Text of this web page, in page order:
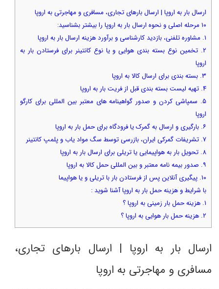
ارسال بار به اروپا | ارسال بارهای تجاری، مسافری و مهاجرتی به اروپا
۱۰ مرحله اصلی و نحوه ارسال بار به اروپا را بیشتر بشناسید:
۱. مشاوره تلفنی، بازدید کارشناسی و برآورد هزینه ارسال بار به اروپا
۲. تخمین نوع بسته بندی هوایی و یا نوع کانتینر برای فرستادن بار به
اروپا
۳. بسته بندی برای ارسال کالا به اروپا
۴. تهیه لیست بسته بندی قبل از فریت بار به اروپا
۵. سمپاشی کردن و صدور گواهینامه های معتبر بین المللی برای کارگو
اروپا
۶. بارگیری و ارسال به گمرک یا فرودگاه برای حمل بار به اروپا
۷. تشریفات گمرکی ایران، بازرسی توسط سگ مواد یاب و پلمپ کانتینر
۸. تحویل بار به هواپیمایی یا تریلی برای ارسال بار به اروپا
۹. صدور بیمه نامه معتبر و بین المللی حمل کالا به اروپا
۱۰. پیگیری آنلاین پس از فرستادن بار با تریلی و یا هواپیما
با شرایط و هزینه حمل بار به اروپا آشنا شوید :
۱. هزینه حمل بار زمینی به اروپا ؟
۲. هزینه حمل بار هوایی به اروپا ؟
ارسال بار به اروپا | ارسال بارهای تجاری،
مسافری و مهاجرتی به اروپا